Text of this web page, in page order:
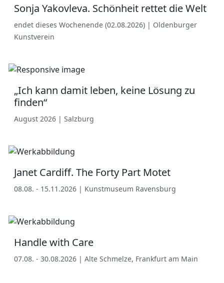
Sonja Yakovleva. Schönheit rettet die Welt
endet dieses Wochenende (02.08.2026) | Oldenburger
Kunstverein
„Ich kann damit leben, keine Lösung zu
finden“
August 2026 | Salzburg
Janet Cardiff. The Forty Part Motet
08.08. - 15.11.2026 | Kunstmuseum Ravensburg
Handle with Care
07.08. - 30.08.2026 | Alte Schmelze, Frankfurt am Main